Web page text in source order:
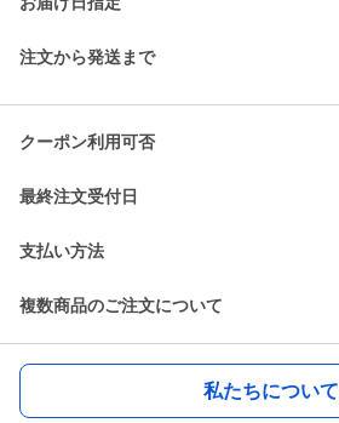
注文から発送まで
クーポン利用可否
最終注文受付日
支払い方法
複数商品のご注文について
私たちについて